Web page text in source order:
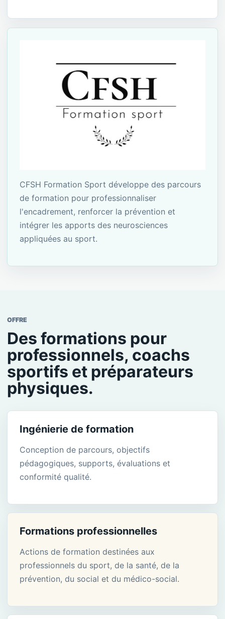
CFSH Formation Sport développe des parcours
de formation pour professionnaliser
l'encadrement, renforcer la prévention et
intégrer les apports des neurosciences
appliquées au sport.
OFFRE
Des formations pour
professionnels, coachs
sportifs et préparateurs
physiques.
Ingénierie de formation
Conception de parcours, objectifs
pédagogiques, supports, évaluations et
conformité qualité.
Formations professionnelles
Actions de formation destinées aux
professionnels du sport, de la santé, de la
prévention, du social et du médico-social.